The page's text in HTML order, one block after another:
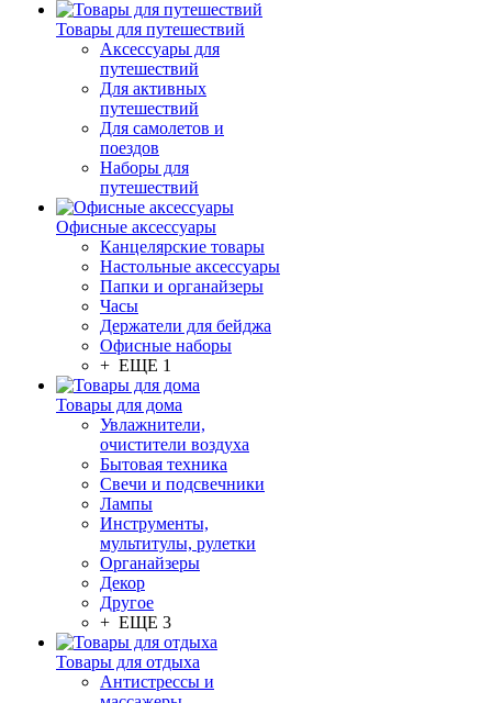
Товары для путешествий
Аксессуары для
путешествий
Для активных
путешествий
Для самолетов и
поездов
Наборы для
путешествий
Офисные аксессуары
Канцелярские товары
Настольные аксессуары
Папки и органайзеры
Часы
Держатели для бейджа
Офисные наборы
+ ЕЩЕ 1
Товары для дома
Увлажнители,
очистители воздуха
Бытовая техника
Свечи и подсвечники
Лампы
Инструменты,
мультитулы, рулетки
Органайзеры
Декор
Другое
+ ЕЩЕ 3
Товары для отдыха
Антистрессы и